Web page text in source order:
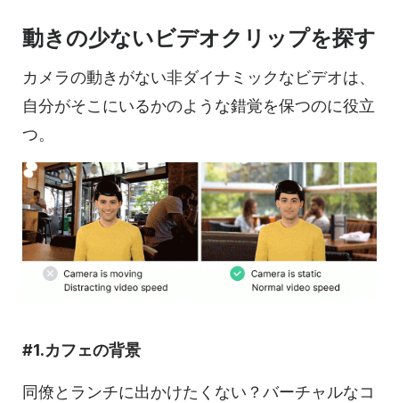
動きの少ないビデオクリップを探す
カメラの動きがない非ダイナミックなビデオは、
自分がそこにいるかのような錯覚を保つのに役立
つ。
#1.カフェの背景
同僚とランチに出かけたくない？バーチャルなコ